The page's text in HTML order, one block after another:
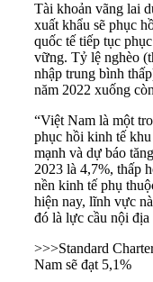
Tài khoản vãng lai
xuất khẩu sẽ phục
quốc tế tiếp tục
vững. Tỷ lệ nghèo
nhập trung bình
năm 2022 xuống
“Việt Nam là một
phục hồi kinh tế
mạnh và dự báo
2023 là 4,7%, thấp
nền kinh tế phụ
hiện nay, lĩnh vực
đó là lực cầu nội
>>>Standard
Nam sẽ đạt 5,1%